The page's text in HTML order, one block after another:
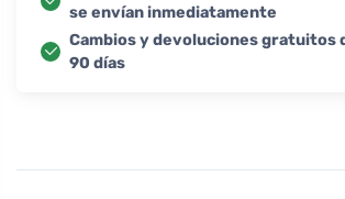
se envían inmediatamente
Cambios y devoluciones gratuitos
90 días